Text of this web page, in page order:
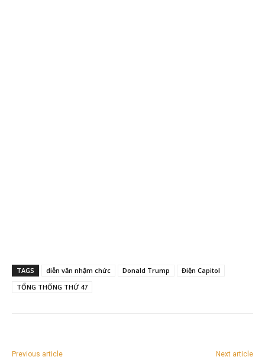
TAGS diễn văn nhậm chức Donald Trump
Điện Capitol
TỔNG THỐNG THỨ 47
Previous article Next article